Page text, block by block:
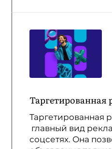
Таргетированная
Таргетированная
главный вид
соцсетях. Она